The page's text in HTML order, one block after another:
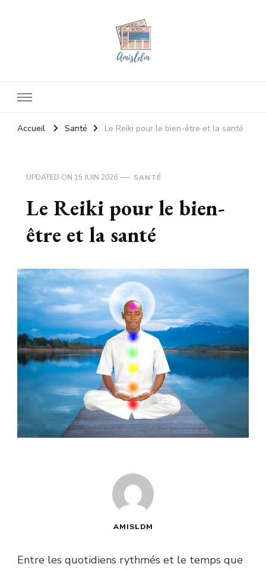
Accueil Santé Le Reiki pour le bien-être et la santé
UPDATED ON 15 JUIN 2026 SANTÉ
Le Reiki pour le bien-
être et la santé
AMISLDM
Entre les quotidiens rythmés et le temps que